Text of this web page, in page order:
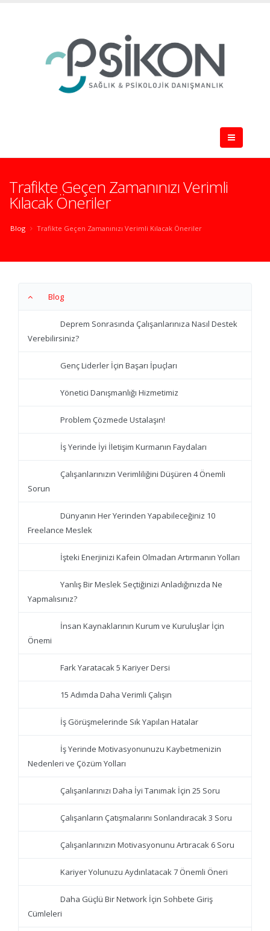
Trafikte Geçen Zamanınızı Verimli
Kılacak Öneriler
Blog Trafikte Geçen Zamanınızı Verimli Kılacak Öneriler
Blog
Deprem Sonrasında Çalışanlarınıza Nasıl Destek
Verebilirsiniz?
Genç Liderler İçin Başarı İpuçları
Yönetici Danışmanlığı Hizmetimiz
Problem Çözmede Ustalaşın!
İş Yerinde İyi İletişim Kurmanın Faydaları
Çalışanlarınızın Verimliliğini Düşüren 4 Önemli
Sorun
Dünyanın Her Yerinden Yapabileceğiniz 10
Freelance Meslek
İşteki Enerjinizi Kafein Olmadan Artırmanın Yolları
Yanlış Bir Meslek Seçtiğinizi Anladığınızda Ne
Yapmalısınız?
İnsan Kaynaklarının Kurum ve Kuruluşlar İçin
Önemi
Fark Yaratacak 5 Kariyer Dersi
15 Adımda Daha Verimli Çalışın
İş Görüşmelerinde Sık Yapılan Hatalar
İş Yerinde Motivasyonunuzu Kaybetmenizin
Nedenleri ve Çözüm Yolları
Çalışanlarınızı Daha İyi Tanımak İçin 25 Soru
Çalışanların Çatışmalarını Sonlandıracak 3 Soru
Çalışanlarınızın Motivasyonunu Artıracak 6 Soru
Kariyer Yolunuzu Aydınlatacak 7 Önemli Öneri
Daha Güçlü Bir Network İçin Sohbete Giriş
Cümleleri